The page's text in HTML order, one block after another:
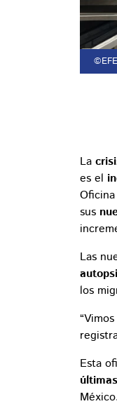
La
es el
sus
Las
los
Esta